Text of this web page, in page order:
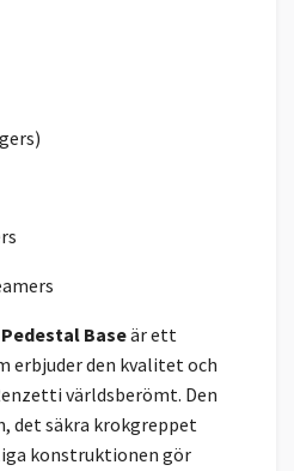
Baseär ett
erbjuder den kvalitet och
världsberömt. Den
det säkra krokgreppet
konstruktionen gör